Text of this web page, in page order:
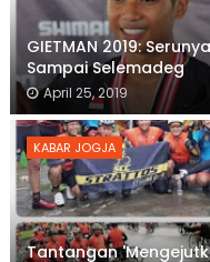
GIETMAN 2019:
Sampai Selemadeg
April 25, 2019
KABAR JOGJA
Tantangan